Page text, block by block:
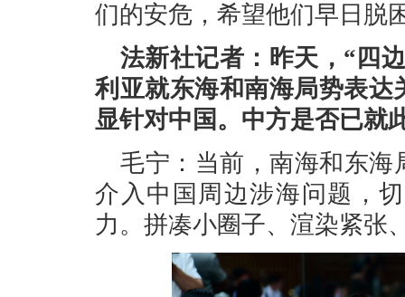
们的安危，希望他们早日脱
法新社记者：昨天，“四
利亚就东海和南海局势表
显针对中国。中方是否已就
毛宁：当前，南海和东海
介入中国周边涉海问题，
力。拼凑小圈子、渲染紧张